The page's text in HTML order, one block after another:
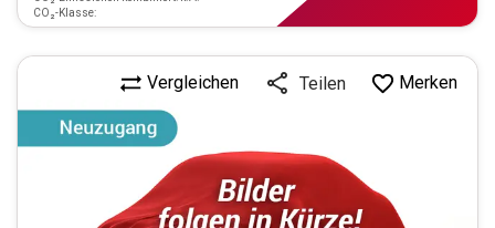
CO₂-Klasse:
Vergleichen Teilen Merken